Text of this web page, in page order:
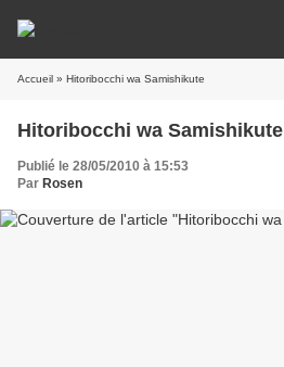
Accueil » Hitoribocchi wa Samishikute
Hitoribocchi wa Samishikute
Publié le 28/05/2010 à 15:53
Par Rosen